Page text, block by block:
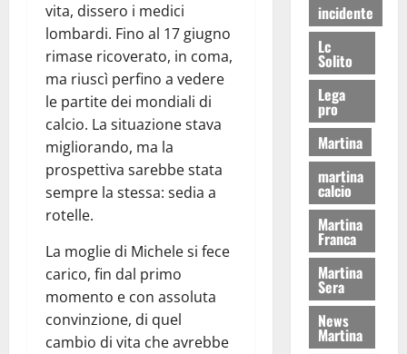
vita, dissero i medici
lombardi. Fino al 17 giugno
rimase ricoverato, in coma,
ma riuscì perfino a vedere
le partite dei mondiali di
calcio. La situazione stava
migliorando, ma la
prospettiva sarebbe stata
sempre la stessa: sedia a
rotelle.
La moglie di Michele si fece
carico, fin dal primo
momento e con assoluta
convinzione, di quel
cambio di vita che avrebbe
incidente
Lc
Solito
Lega
pro
Martina
martina
calcio
Martina
Franca
Martina
Sera
News
Martina